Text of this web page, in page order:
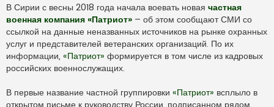
т
н
н
е
с
о
е
н
В Сирии с весны 2018 года начала воевать новая частная
военная компания «Патриот» – об этом сообщают СМИ со
ссылкой на данные неназванных источников на рынке охранных
услуг и представителей ветеранских организаций. По их
информации, «Патриот» формируется в том числе из кадровых
российских военнослужащих.
В первые название частной группировки «Патриот» всплыло в
открытом письме к руководству России, подписанном рядом